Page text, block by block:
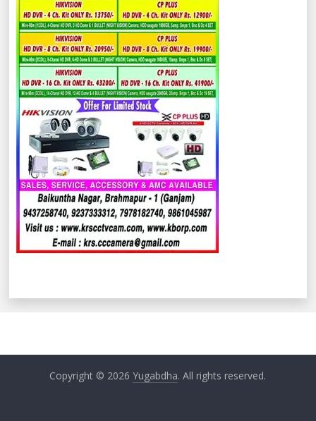
Copyright © 2026Yugabdha. All rights reserved.